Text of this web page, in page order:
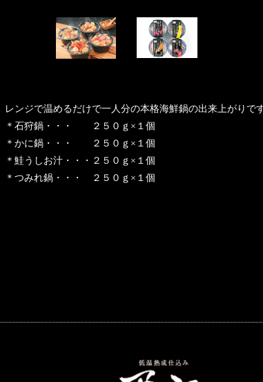
レンジで温めるだけで一人分の本格海鮮鍋の出来上がりです
＊石狩鍋・・・ ２５０ｇ×１個
＊かに鍋・・・ ２５０ｇ×１個
＊鮭うしお汁・・・２５０ｇ×１個
＊つみれ鍋・・・ ２５０ｇ×１個